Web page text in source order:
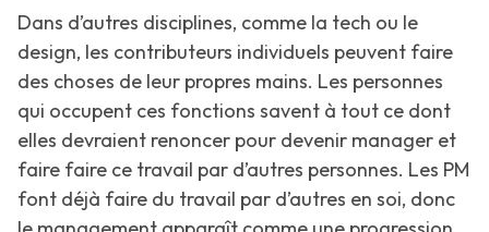
Dans d’autres disciplines, comme la tech ou le
design, les contributeurs individuels peuvent faire
des choses de leur propres mains. Les personnes
qui occupent ces fonctions savent à tout ce dont
elles devraient renoncer pour devenir manager et
faire faire ce travail par d’autres personnes. Les PM
font déjà faire du travail par d’autres en soi, donc